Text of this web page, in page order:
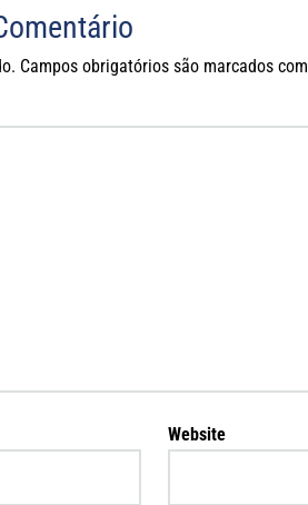
Campos obrigatórios são marcados com
Website